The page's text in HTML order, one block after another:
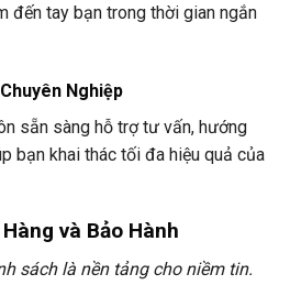
đến tay bạn trong thời gian ngắn
Nghiệp
sẵn sàng hỗ trợ tư vấn, hướng
bạn khai thác tối đa hiệu quả của
và Bảo Hành
sách là nền tảng cho niềm tin.